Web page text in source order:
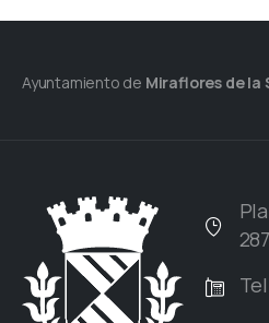
Ayuntamiento de Miraflores de la